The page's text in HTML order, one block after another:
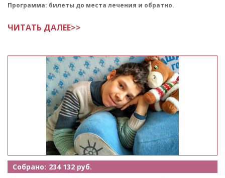
Программа: билеты до места лечения и обратно.
ЧИТАТЬ ДАЛЕЕ>>
Собрано: 234 132 руб.